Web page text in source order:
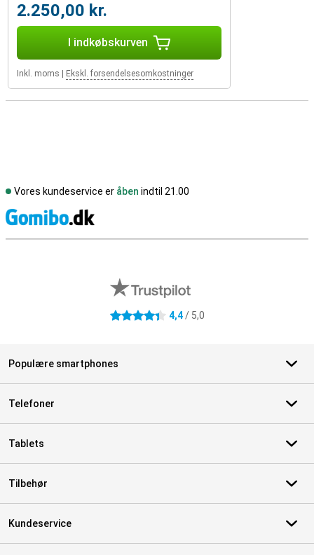
2.250,00 kr.
I indkøbskurven
Inkl. moms Ekskl. forsendelsesomkostninger
Vores kundeservice er åben indtil 21.00
4.4 stjerner 4,4/ 5,0
Populære smartphones
Telefoner
Tablets
Tilbehør
Kundeservice